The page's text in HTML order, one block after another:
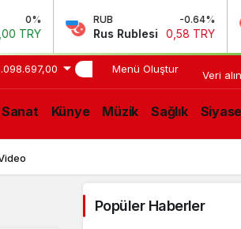
RUB -0.64%
Rus Rublesi 0,58 TRY
17:11 HERKES
Menü Oluştur
Veri
Künye Müzik Sağlık
Popüler Haberler